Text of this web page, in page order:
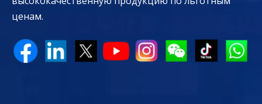
ценам.